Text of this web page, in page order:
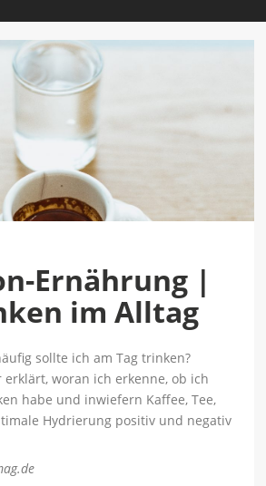
Ernährung |
im Alltag
sollte ich am Tag trinken?
erklärt, woran ich erkenne, ob ich
habe und inwiefern Kaffee, Tee,
Hydrierung positiv und negativ